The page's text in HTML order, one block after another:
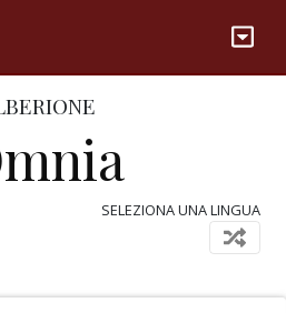
SELEZIONA UNA LINGUA